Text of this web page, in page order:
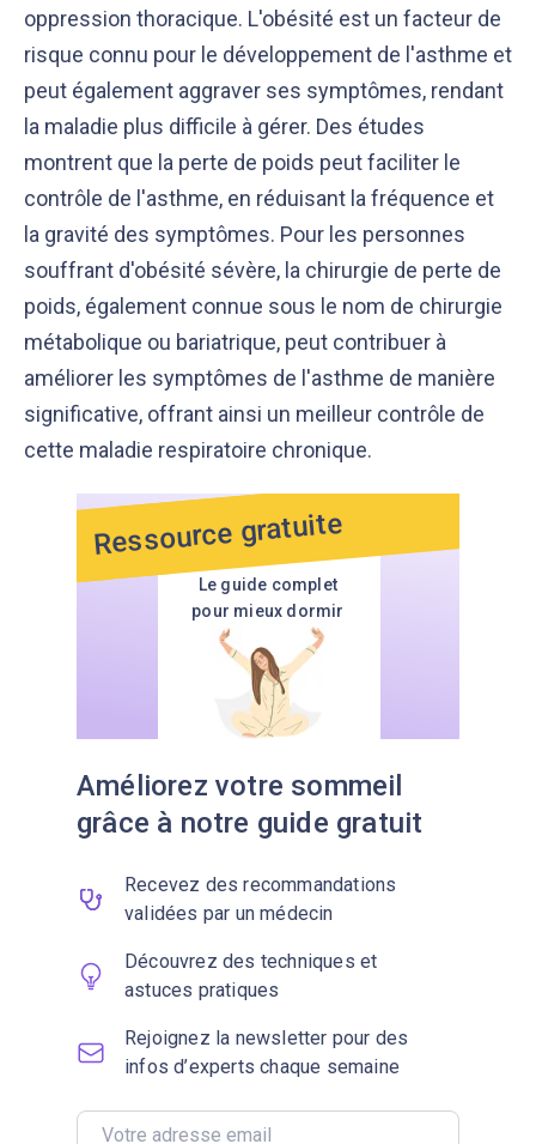
oppression thoracique. L'obésité est un facteur de
risque connu pour le développement de l'asthme et
peut également aggraver ses symptômes, rendant
la maladie plus difficile à gérer. Des études
montrent que la perte de poids peut faciliter le
contrôle de l'asthme, en réduisant la fréquence et
la gravité des symptômes. Pour les personnes
souffrant d'obésité sévère, la chirurgie de perte de
poids, également connue sous le nom de chirurgie
métabolique ou bariatrique, peut contribuer à
améliorer les symptômes de l'asthme de manière
significative, offrant ainsi un meilleur contrôle de
cette maladie respiratoire chronique.
Améliorez votre sommeil
grâce à notre guide gratuit
Recevez des recommandations
validées par un médecin
Découvrez des techniques et
astuces pratiques
Rejoignez la newsletter pour des
infos d’experts chaque semaine
Le guide complet
pour mieux dormir
Ressource gratuite